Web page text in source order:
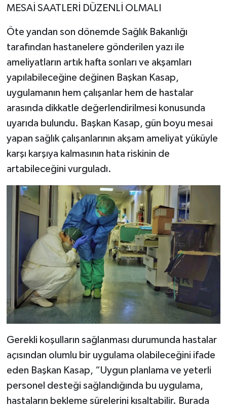
MESAİ SAATLERİ DÜZENLİ OLMALI
Öte yandan son dönemde Sağlık Bakanlığı
tarafından hastanelere gönderilen yazı ile
ameliyatların artık hafta sonları ve akşamları
yapılabileceğine değinen Başkan Kasap,
uygulamanın hem çalışanlar hem de hastalar
arasında dikkatle değerlendirilmesi konusunda
uyarıda bulundu. Başkan Kasap, gün boyu mesai
yapan sağlık çalışanlarının akşam ameliyat yüküyle
karşı karşıya kalmasının hata riskinin de
artabileceğini vurguladı.
Gerekli koşulların sağlanması durumunda hastalar
açısından olumlu bir uygulama olabileceğini ifade
eden Başkan Kasap, “Uygun planlama ve yeterli
personel desteği sağlandığında bu uygulama,
hastaların bekleme sürelerini kısaltabilir. Burada